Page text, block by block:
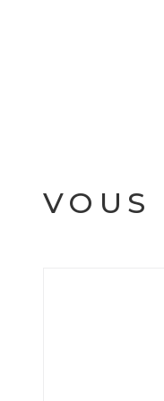
VOUS